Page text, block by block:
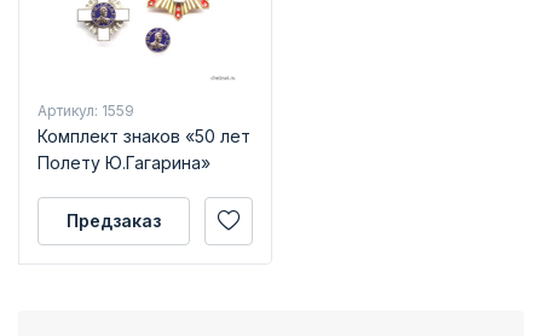
Артикул: 1559
Комплект знаков «50 лет
Полету Ю.Гагарина»
Предзаказ